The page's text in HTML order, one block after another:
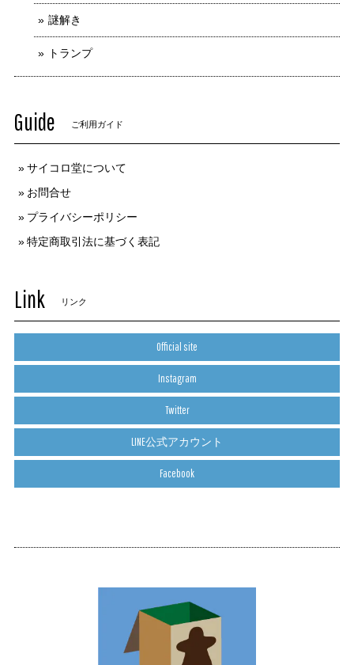
謎解き
トランプ
Guide ご利用ガイド
サイコロ堂について
お問合せ
プライバシーポリシー
特定商取引法に基づく表記
Link リンク
Official site
Instagram
Twitter
LINE公式アカウント
Facebook